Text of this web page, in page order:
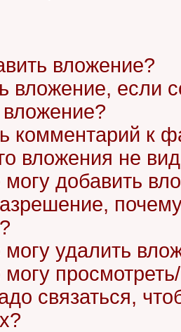
вложение?
вложение, если
вложение?
комментарий к
вложения не
добавить
удалить
связаться,